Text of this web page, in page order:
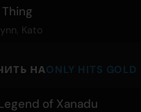
Kato
НАONLY HITS GOLD
of Xanadu